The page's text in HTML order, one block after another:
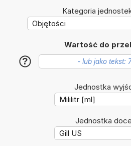
Kategoria
Wartość do
?
Jednostka
Jednostka